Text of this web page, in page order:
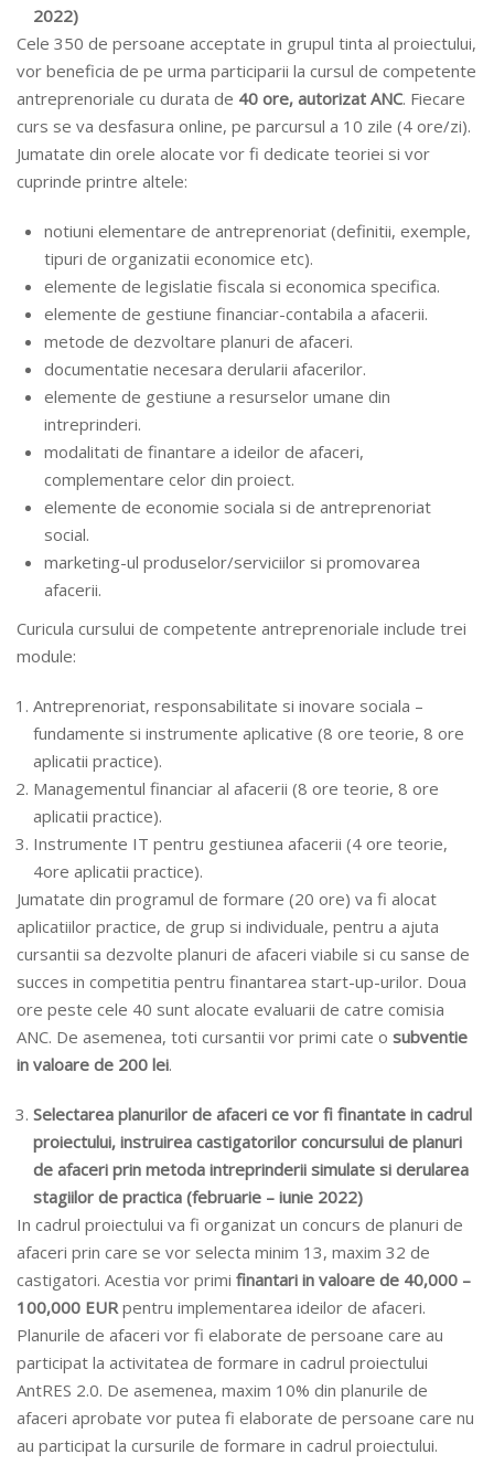
2022)
Cele 350 de persoane acceptate in grupul tinta al proiectului,
vor beneficia de pe urma participarii la cursul de competente
antreprenoriale cu durata de 40 ore, autorizat ANC. Fiecare
curs se va desfasura online, pe parcursul a 10 zile (4 ore/zi).
Jumatate din orele alocate vor fi dedicate teoriei si vor
cuprinde printre altele:
notiuni elementare de antreprenoriat (definitii, exemple,
tipuri de organizatii economice etc).
elemente de legislatie fiscala si economica specifica.
elemente de gestiune financiar-contabila a afacerii.
metode de dezvoltare planuri de afaceri.
documentatie necesara derularii afacerilor.
elemente de gestiune a resurselor umane din
intreprinderi.
modalitati de finantare a ideilor de afaceri,
complementare celor din proiect.
elemente de economie sociala si de antreprenoriat
social.
marketing-ul produselor/serviciilor si promovarea
afacerii.
Curicula cursului de competente antreprenoriale include trei
module:
Antreprenoriat, responsabilitate si inovare sociala –
fundamente si instrumente aplicative (8 ore teorie, 8 ore
aplicatii practice).
Managementul financiar al afacerii (8 ore teorie, 8 ore
aplicatii practice).
Instrumente IT pentru gestiunea afacerii (4 ore teorie,
4ore aplicatii practice).
Jumatate din programul de formare (20 ore) va fi alocat
aplicatiilor practice, de grup si individuale, pentru a ajuta
cursantii sa dezvolte planuri de afaceri viabile si cu sanse de
succes in competitia pentru finantarea start-up-urilor. Doua
ore peste cele 40 sunt alocate evaluarii de catre comisia
ANC. De asemenea, toti cursantii vor primi cate o subventie
in valoare de 200 lei.
Selectarea planurilor de afaceri ce vor fi finantate in cadrul
proiectului, instruirea castigatorilor concursului de planuri
de afaceri prin metoda intreprinderii simulate si derularea
stagiilor de practica (februarie – iunie 2022)
In cadrul proiectului va fi organizat un concurs de planuri de
afaceri prin care se vor selecta minim 13, maxim 32 de
castigatori. Acestia vor primi finantari in valoare de 40,000 –
100,000 EURpentru implementarea ideilor de afaceri.
Planurile de afaceri vor fi elaborate de persoane care au
participat la activitatea de formare in cadrul proiectului
AntRES 2.0. De asemenea, maxim 10% din planurile de
afaceri aprobate vor putea fi elaborate de persoane care nu
au participat la cursurile de formare in cadrul proiectului.